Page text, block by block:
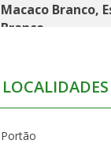
Macaco Branco,
Branco
Bom Jardim,
LOCALIDADES
Portão